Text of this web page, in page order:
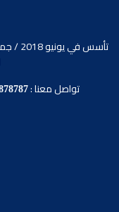
تأسس
تواصل معنا :